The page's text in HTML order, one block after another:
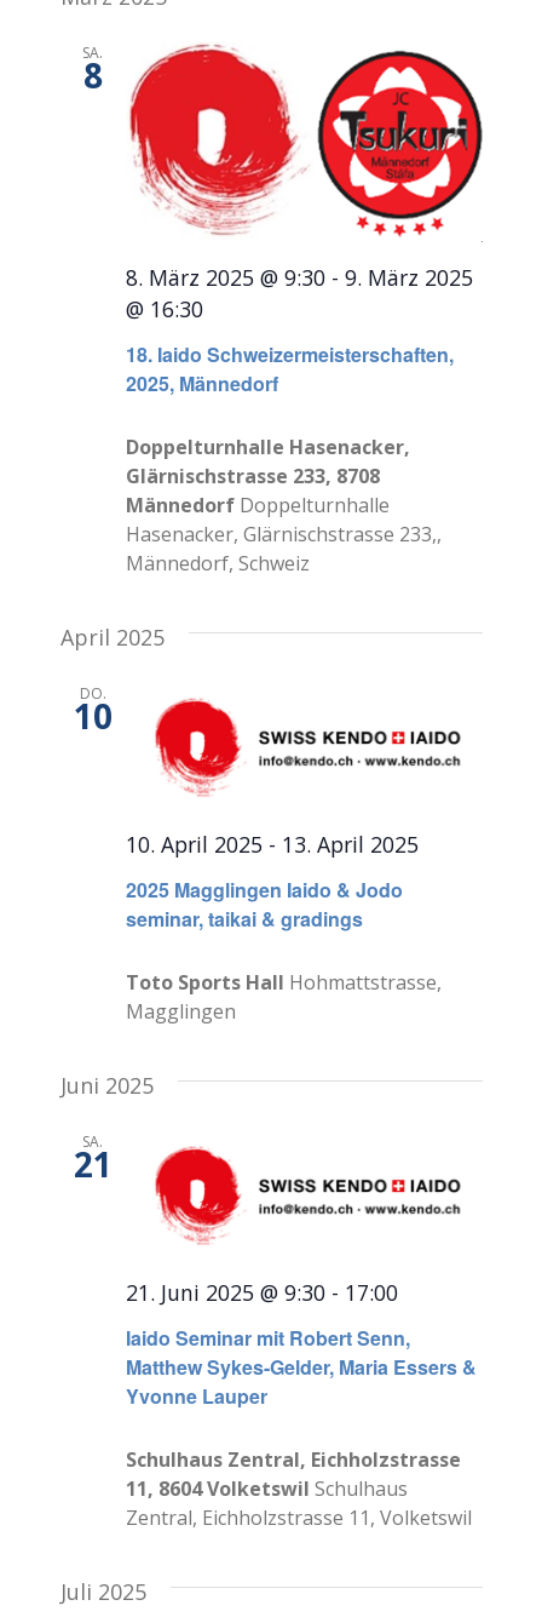
SA.
8
18. Iaido Schweizermeisterschaften,
2025, Männedorf
8. März 2025 @ 9:30- 9. März 2025
@ 16:30
Doppelturnhalle Hasenacker,
Glärnischstrasse 233, 8708
Männedorf Doppelturnhalle
Hasenacker, Glärnischstrasse 233,,
Männedorf, Schweiz
April 2025
DO.
10
2025 Magglingen Iaido & Jodo
seminar, taikai & gradings
10. April 2025- 13. April 2025
Toto Sports Hall Hohmattstrasse,
Magglingen
Juni 2025
SA.
21
Iaido Seminar mit Robert Senn,
Matthew Sykes-Gelder, Maria Essers &
Yvonne Lauper
21. Juni 2025 @ 9:30- 17:00
Schulhaus Zentral, Eichholzstrasse
11, 8604 Volketswil Schulhaus
Zentral, Eichholzstrasse 11, Volketswil
Juli 2025